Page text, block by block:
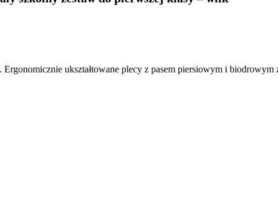
ukształtowane plecy z pasem piersiowym i